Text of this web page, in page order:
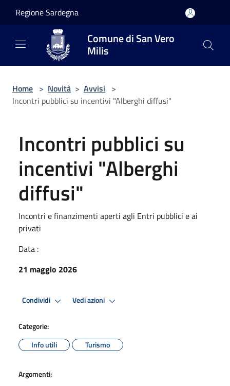
Regione Sardegna
Comune di San Vero
Milis
Home > Novità > Avvisi >
Incontri pubblici su incentivi "Alberghi diffusi"
Incontri pubblici su
incentivi "Alberghi
diffusi"
Incontri e finanzimenti aperti agli Entri pubblici e ai
privati
Data :
21 maggio 2026
Condividi Vedi azioni
Categorie:
Info utili
Turismo
Argomenti: